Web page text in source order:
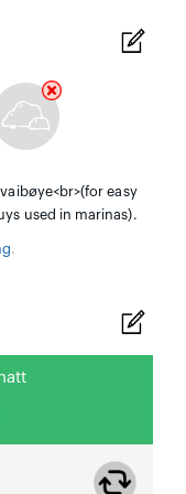
easy
used in marinas).
.